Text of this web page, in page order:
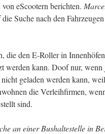
eScootern berichten.
Suche nach den
die den E-Roller in
werden kann. Doof nur, wenn
geladen werden kann,
die Verleihfirmen,
sind.
an einer Bushaltestelle in